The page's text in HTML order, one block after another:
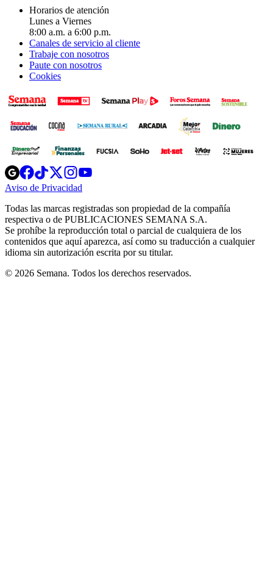
Horarios de atención
Lunes a Viernes
8:00 a.m. a 6:00 p.m.
Canales de servicio al cliente
Trabaje con nosotros
Paute con nosotros
Cookies
Opens
in
new
Opens
in
new
Opens
in
new
window
Opens
new
windowwindow
Aviso de Privacidad
new
window
Todas las marcas registradas son propiedad de la compañía
respectiva o de PUBLICACIONES SEMANA S.A.
Se prohíbe la reproducción total o parcial de cualquiera de los
contenidos que aquí aparezca, así como su traducción a cualquier
idioma sin autorización escrita por su titular.
© 2026 Semana. Todos los derechos reservados.